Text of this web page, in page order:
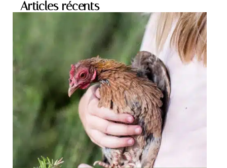
Articles récents